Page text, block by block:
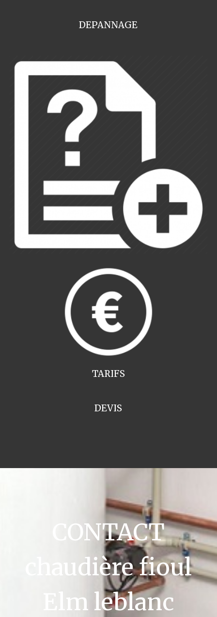
DEPANNAGE
TARIFS
DEVIS
CONTACT
chaudière fioul
Elm leblanc